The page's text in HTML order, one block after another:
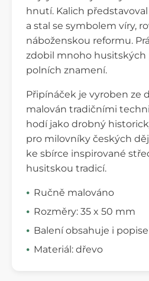
hnutí. Kalich
a stal se symbolem víry,
náboženskou reformu.
zdobil mnoho husitských
polních znamení.
Připínáček je vyroben ze
malován tradičními
hodí jako drobný
pro milovníky českých
ke sbírce inspirované
husitskou tradicí.
Ručně malováno
Rozměry: 35 x 50 mm
Balení obsahuje i
Materiál: dřevo